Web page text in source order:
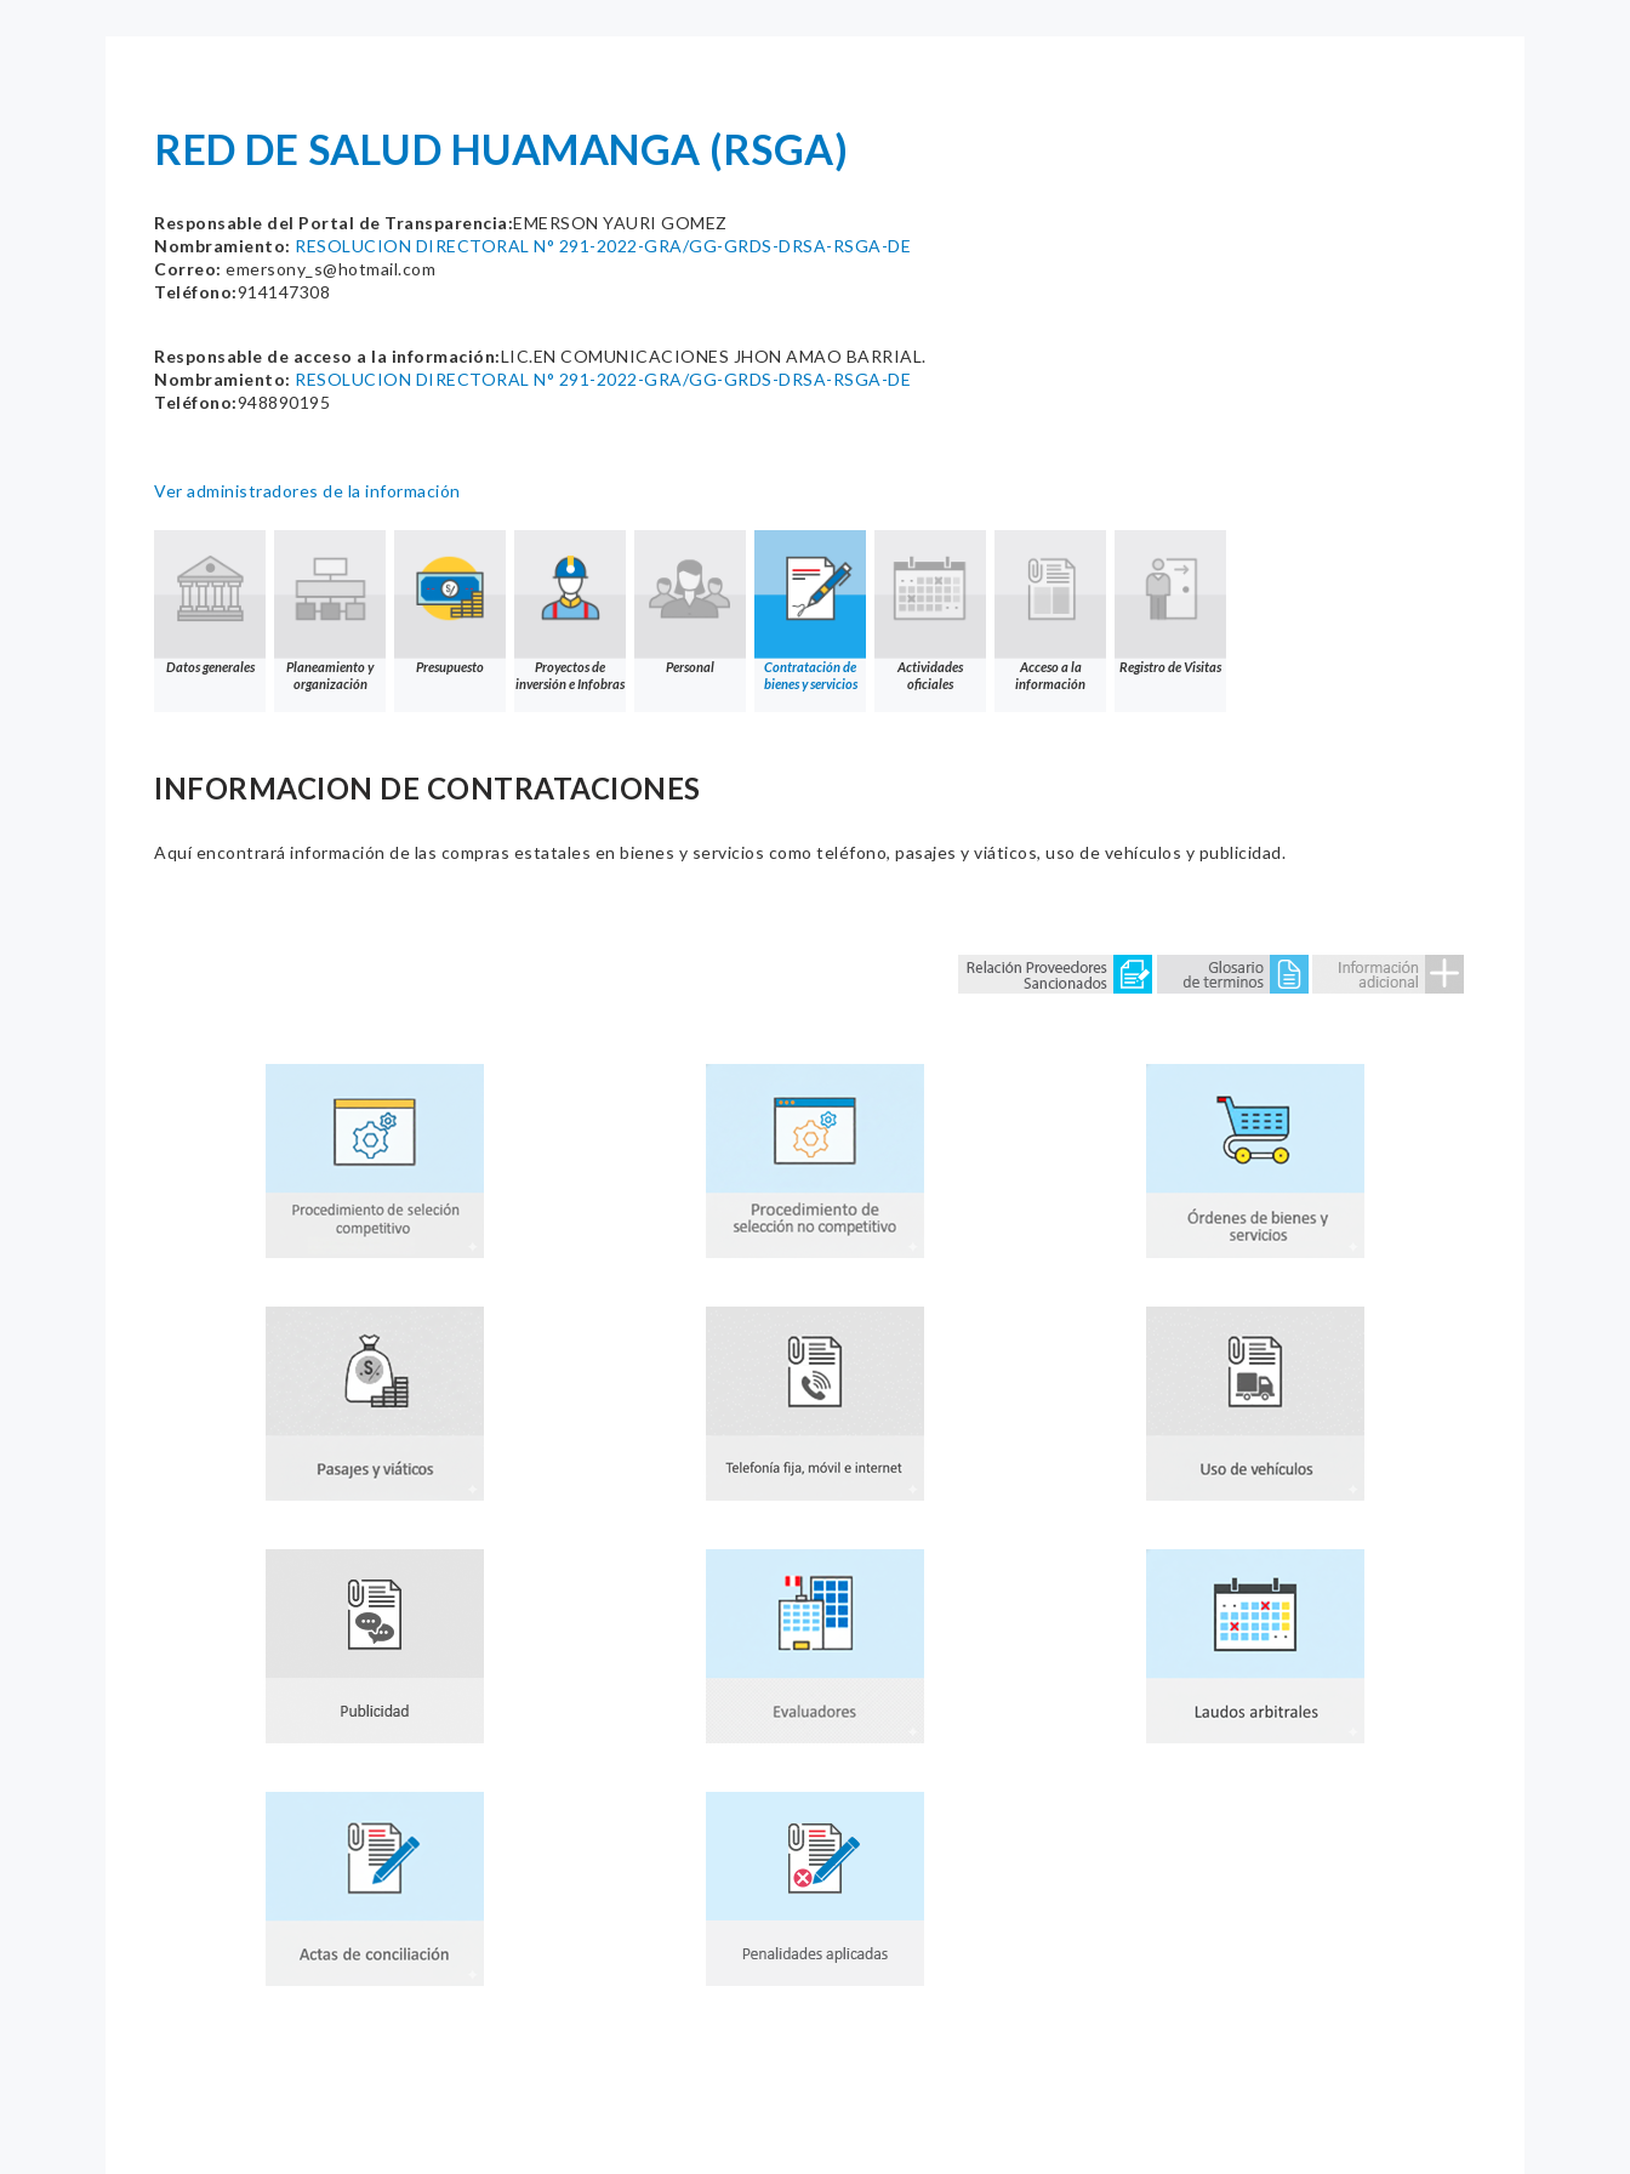
RED DE SALUD HUAMANGA (RSGA)
Responsable del Portal de Transparencia:EMERSON YAURI GOMEZ
Nombramiento: RESOLUCION DIRECTORAL N° 291-2022-GRA/GG-GRDS-DRSA-RSGA-DE
Correo: emersony_s@hotmail.com
Teléfono:914147308
Responsable de acceso a la información:LIC.EN COMUNICACIONES JHON AMAO BARRIAL.
Nombramiento: RESOLUCION DIRECTORAL N° 291-2022-GRA/GG-GRDS-DRSA-RSGA-DE
Teléfono:948890195
Ver administradores de la información
Datos generales
Planeamiento y
organización
Presupuesto
Proyectos de
inversión e Infobras
Personal
Contratación de
bienes y servicios
Actividades
oficiales
Acceso a la
información
Registro de Visitas
INFORMACION DE CONTRATACIONES
Aquí encontrará información de las compras estatales en bienes y servicios como teléfono, pasajes y viáticos, uso de vehículos y publicidad.